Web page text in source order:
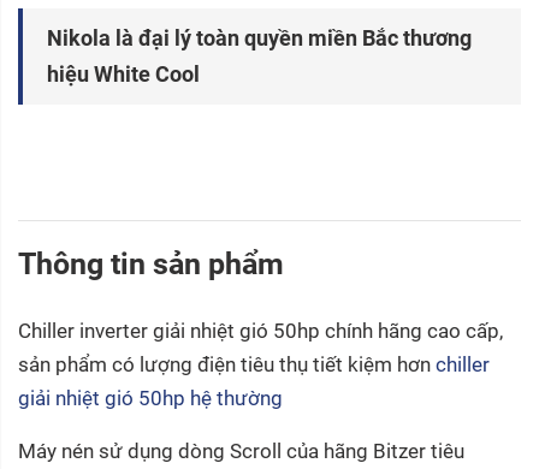
Nikola là đại lý toàn quyền miền Bắc thương
hiệu White Cool
Thông tin sản phẩm
Chiller inverter giải nhiệt gió 50hp chính hãng cao cấp,
sản phẩm có lượng điện tiêu thụ tiết kiệm hơn chiller
giải nhiệt gió 50hp hệ thường
Máy nén sử dụng dòng Scroll của hãng Bitzer tiêu